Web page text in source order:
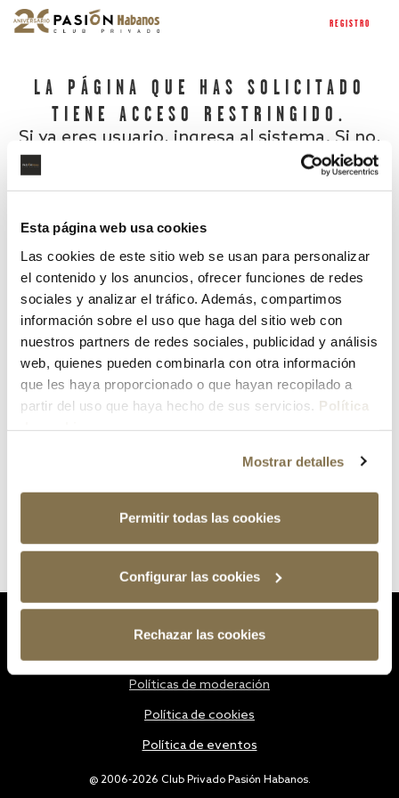
Esta página web usa cookies
Las cookies de este sitio web se usan para personalizar
el contenido y los anuncios, ofrecer funciones de redes
sociales y analizar el tráfico. Además, compartimos
información sobre el uso que haga del sitio web con
nuestros partners de redes sociales, publicidad y análisis
web, quienes pueden combinarla con otra información
que les haya proporcionado o que hayan recopilado a
partir del uso que haya hecho de sus servicios. Política
Mostrar detalles
Permitir todas las cookies
Configurar las cookies
Rechazar las cookies
REGISTRO
LA PÁGINA QUE HAS SOLICITADO
TIENE ACCESO RESTRINGIDO.
Si ya eres usuario, ingresa al sistema. Si no,
¿Has olvidado tu contraseña?
@ 2006-2026 Club Privado Pasión Habanos.
Políticas de moderación
Política de cookies
Política de eventos